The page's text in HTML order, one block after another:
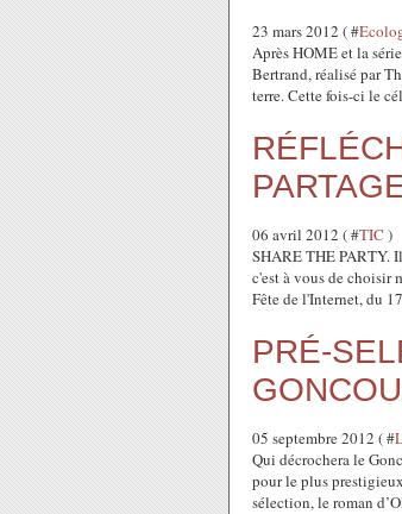
23 mars 2012 ( #
Après HOME et la
Bertrand, réalisé par
terre. Cette fois-ci le
06 avril 2012 ( #TIC )
SHARE THE PARTY.
c'est à vous de choisir
Fête de l'Internet, du
PRÉ-
05 septembre 2012 ( #
Qui décrochera le
pour le plus
sélection, le roman